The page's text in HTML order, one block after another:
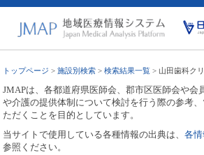
トップページ >施設別検索 >検索結果一覧 > 山田歯科ク
JMAPは、各都道府県医師会、郡市区医師会や会
や介護の提供体制について検討を行う際の参考
ただくことを目的としています。
当サイトで使用している各種情報の出典は、各
参照ください。